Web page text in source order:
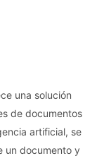
una solución
de documentos
artificial, se
un documento y